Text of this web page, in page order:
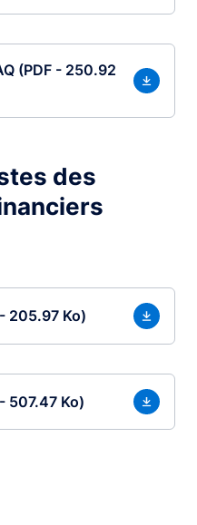
(PDF - 250.92
des
205.97 Ko)
507.47 Ko)